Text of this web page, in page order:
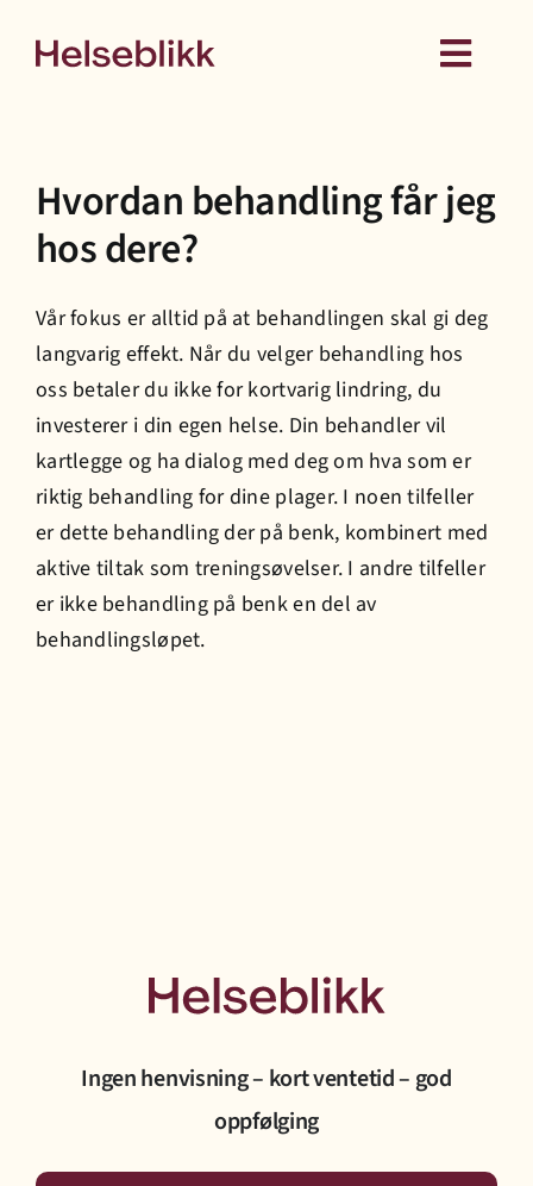
Kurs
Hud
Helseattester
Om oss
Prisliste
Hvordan behandling får jeg
hos dere?
Vår fokus er alltid på at behandlingen skal gi deg
langvarig effekt. Når du velger behandling hos
oss betaler du ikke for kortvarig lindring, du
investerer i din egen helse. Din behandler vil
kartlegge og ha dialog med deg om hva som er
riktig behandling for dine plager. I noen tilfeller
er dette behandling der på benk, kombinert med
aktive tiltak som treningsøvelser. I andre tilfeller
er ikke behandling på benk en del av
behandlingsløpet.
Ingen henvisning – kort ventetid – god
oppfølging